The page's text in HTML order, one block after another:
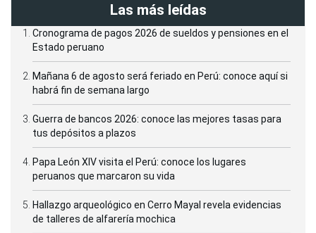
Las más leídas
Cronograma de pagos 2026 de sueldos y pensiones en el
Estado peruano
Mañana 6 de agosto será feriado en Perú: conoce aquí si
habrá fin de semana largo
Guerra de bancos 2026: conoce las mejores tasas para
tus depósitos a plazos
Papa León XIV visita el Perú: conoce los lugares
peruanos que marcaron su vida
Hallazgo arqueológico en Cerro Mayal revela evidencias
de talleres de alfarería mochica